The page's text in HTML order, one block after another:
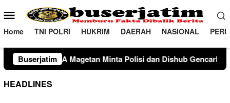
ke
konten
Menu
Mobile
Home TNI POLRI HUKRIM DAERAH NASIONAL
Buserjatim
Minta Polisi dan Dishub Gencarkan Sosialisasi Edukasi
HEADLINES